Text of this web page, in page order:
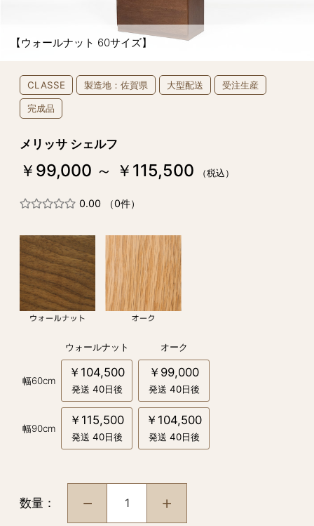
【ウォールナット 60サイズ】
CLASSE 製造地：佐賀県 大型配送 受注生産
完成品
メリッサ シェルフ
￥99,000 ～ ￥115,500 （税込）
0.00 （0件）
ウォールナット オーク
幅60cm
￥104,500
発送 40日後
￥99,000
発送 40日後
幅90cm
￥115,500
発送 40日後
￥104,500
発送 40日後
数量：